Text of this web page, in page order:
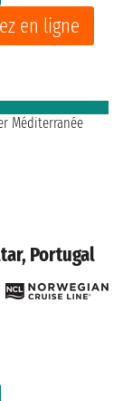
en ligne
Portugal